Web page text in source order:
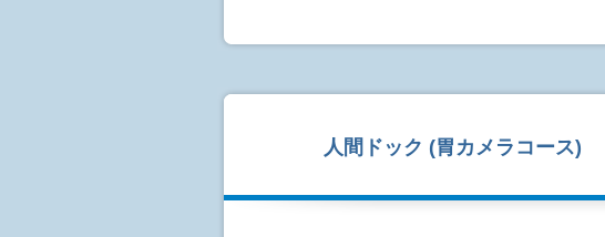
人間ドック (胃カメラコース)